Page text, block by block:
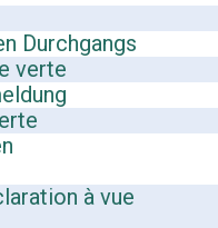
Durchgangs
verte
à vue